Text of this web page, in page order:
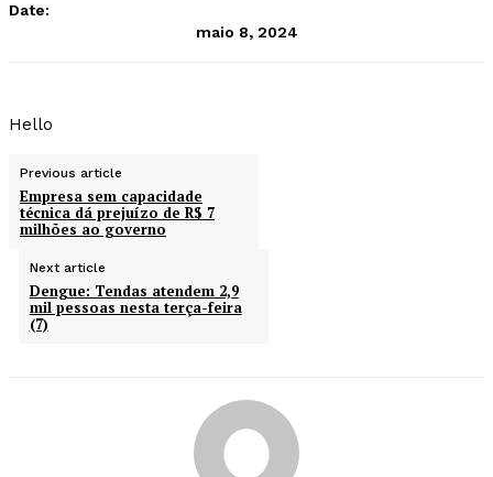
Date:
maio 8, 2024
Hello
Previous article
Empresa sem capacidade
técnica dá prejuízo de R$ 7
milhões ao governo
Next article
Dengue: Tendas atendem 2,9
mil pessoas nesta terça-feira
(7)